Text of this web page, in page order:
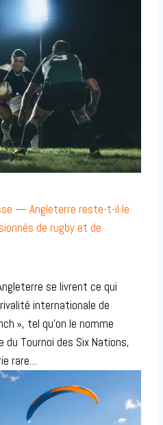
— Angleterre reste-t-il le
de rugby et de
se livrent ce qui
internationale de
», tel qu’on le nomme
du Tournoi des Six Nations,
rare…